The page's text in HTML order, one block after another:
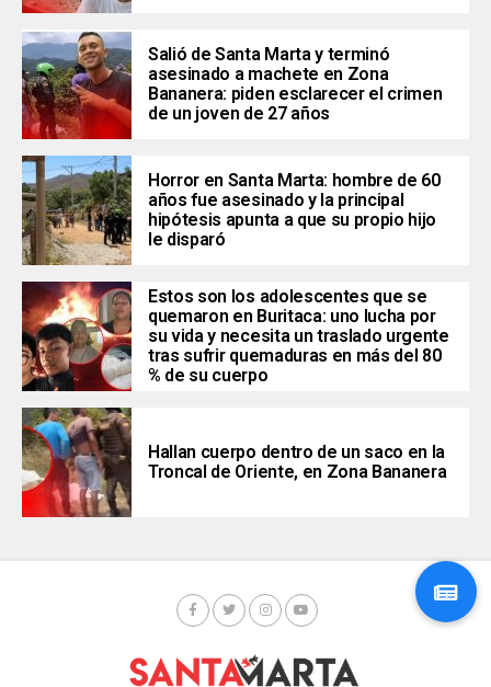
Salió de Santa Marta y terminó
asesinado a machete en Zona
Bananera: piden esclarecer el crimen
de un joven de 27 años
Horror en Santa Marta: hombre de 60
años fue asesinado y la principal
hipótesis apunta a que su propio hijo
le disparó
Estos son los adolescentes que se
quemaron en Buritaca: uno lucha por
su vida y necesita un traslado urgente
tras sufrir quemaduras en más del 80
% de su cuerpo
Hallan cuerpo dentro de un saco en la
Troncal de Oriente, en Zona Bananera